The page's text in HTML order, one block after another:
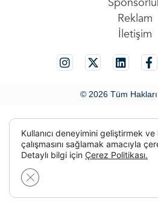
Reklam
İletişim
© 2026 Tüm Hakları
Kullanıcı deneyimini geliştirmek
çalışmasını sağlamak amacıyla
Detaylı bilgi için Çerez Politikası.
GDPR çerez şeridini kapat